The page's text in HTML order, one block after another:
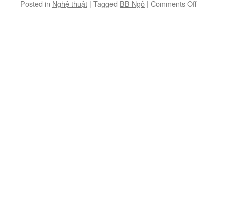
Posted in Nghệ thuật | Tagged BB Ngô | Comments Offon